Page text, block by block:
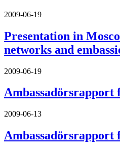
2009-06-19
Presentation in
networks and
2009-06-19
Ambassadörsrapport
2009-06-13
Ambassadörsrapport